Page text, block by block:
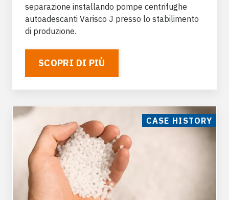
separazione installando pompe centrifughe
autoadescanti Varisco J presso lo stabilimento
di produzione.
SCOPRI DI PIÙ
CASE HISTORY